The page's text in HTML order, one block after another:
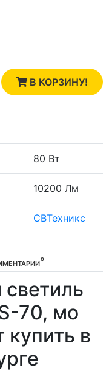
В КОРЗИНУ!
80 Вт
10200 Лм
СВТехникс
0
70, мо
в